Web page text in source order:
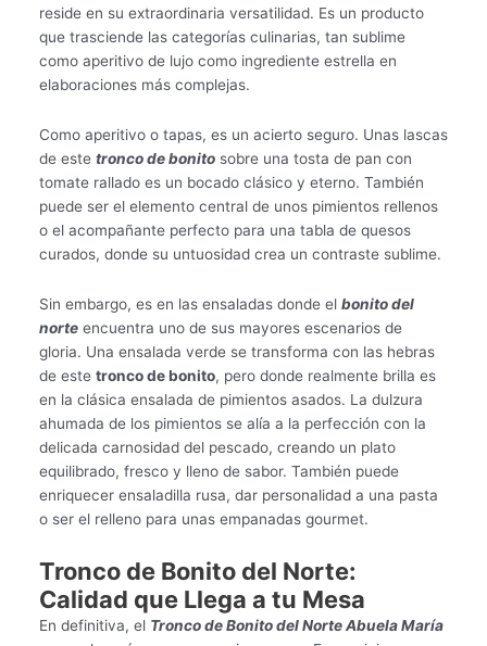
reside en su extraordinaria versatilidad. Es un producto
que trasciende las categorías culinarias, tan sublime
como aperitivo de lujo como ingrediente estrella en
elaboraciones más complejas.
Como aperitivo o tapas, es un acierto seguro. Unas lascas
de este tronco de bonitosobre una tosta de pan con
tomate rallado es un bocado clásico y eterno. También
puede ser el elemento central de unos pimientos rellenos
o el acompañante perfecto para una tabla de quesos
curados, donde su untuosidad crea un contraste sublime.
Sin embargo, es en las ensaladas donde el bonito del
norteencuentra uno de sus mayores escenarios de
gloria. Una ensalada verde se transforma con las hebras
de este tronco de bonito, pero donde realmente brilla es
en la clásica ensalada de pimientos asados. La dulzura
ahumada de los pimientos se alía a la perfección con la
delicada carnosidad del pescado, creando un plato
equilibrado, fresco y lleno de sabor. También puede
enriquecer ensaladilla rusa, dar personalidad a una pasta
o ser el relleno para unas empanadas gourmet.
Tronco de Bonito del Norte:
Calidad que Llega a tu Mesa
En definitiva, el Tronco de Bonito del Norte Abuela María